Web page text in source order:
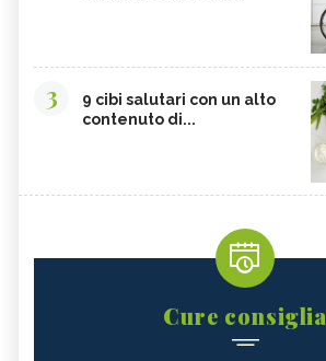
3
9 cibi salutari con un alto
contenuto di...
Cure consiglia